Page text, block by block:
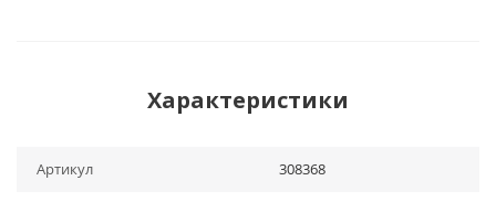
Характеристики
Артикул 308368